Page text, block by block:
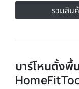
รวมสิน
บาร์โหนตั้งพื้